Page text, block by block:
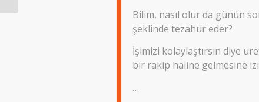
Bilim, nasıl olur da günün
şeklinde tezahür eder?
İşimizi kolaylaştırsın diye
bir rakip haline gelmesine
…